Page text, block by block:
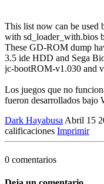
This list now can be used
with sd_loader_with.bios
These GD-ROM dump
3.5 ide HDD and Sega
jc-bootROM-v1.030 and
Los juegos que no
fueron desarrollados bajo
Dark Hayabusa Abril 15
calificaciones Imprimir
0 comentarios